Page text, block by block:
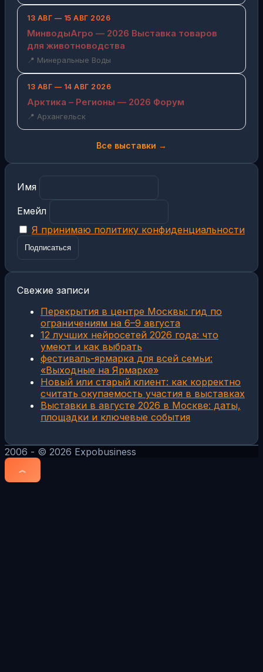
13 АВГ — 15 АВГ 2026
МинводыАгро — 2026 Выставка товаров
для животноводства
📍 Минеральные Воды
13 АВГ — 14 АВГ 2026
Арктика – Регионы — 2026 Форум
📍 Архангельск
Все выставки →
Имя
Емейл
Я принимаю политику конфиденциальности
Свежие записи
Перекрытия в центре Москвы: гид по
ограничениям на 6–9 августа
12 лучших нейросетей 2026 года: что
умеют и как выбрать
фестиваль-ярмарка для всей семьи:
«Выходные на Ярмарке»
Новый или старый клиент: как корректно
считать окупаемость участия в выставках
Выставки в августе 2026 в Москве: даты,
площадки и ключевые события
2006 - © 2026 Expobusiness